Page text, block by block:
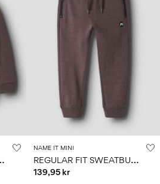
NAME IT MINI
R
EGULAR FIT SWEATBUKSER
139,95 kr